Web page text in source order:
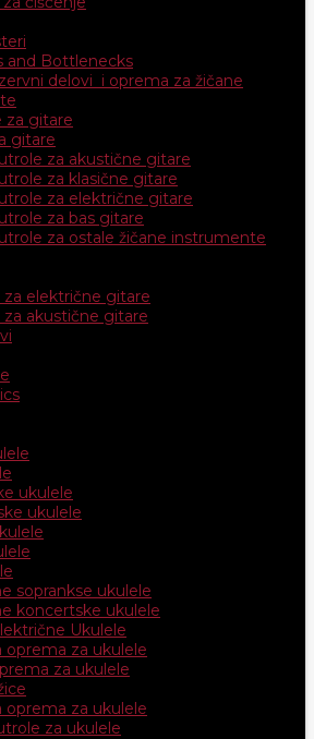
and Bottlenecks
delovi i oprema za žičane
gitare
za akustične gitare
za klasične gitare
za električne gitare
za bas gitare
za ostale žičane instrumente
električne gitare
akustične gitare
ukulele
ukulele
soprankse ukulele
koncertske ukulele
Ukulele
za ukulele
oprema za ukulele
za ukulele